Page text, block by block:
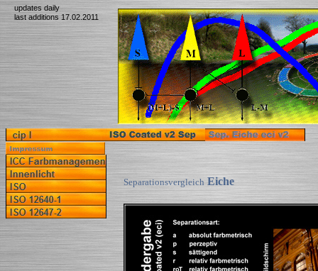
updates daily
last additions 17.02.2011
Separationsvergleich Eiche